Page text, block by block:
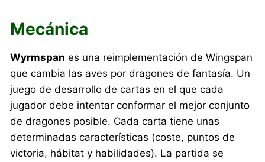
Mecánica
Wyrmspan es una reimplementación de Wingspan
que cambia las aves por dragones de fantasía. Un
juego de desarrollo de cartas en el que cada
jugador debe intentar conformar el mejor conjunto
de dragones posible. Cada carta tiene unas
determinadas características (coste, puntos de
victoria, hábitat y habilidades). La partida se